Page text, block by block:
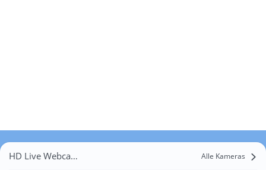
HD Live Webcams Lanzesberg Alle Kameras